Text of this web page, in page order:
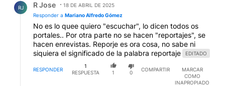
RJ R Jose
18 DE ABRIL DE 2025
Responder a Mariano Alfredo Gómez
No es lo quee quiero "escuchar", lo dicen todos os
portales.. Por otra parte no se hacen "reportajes", se
hacen enrevistas. Reporje es ora cosa, no sabe ni
siquiera el significado de la palabra reportaje
EDITADO
RESPONDER
1
RESPUESTA
1 0
COMPARTIR
MARCAR
COMO
INAPROPIADO